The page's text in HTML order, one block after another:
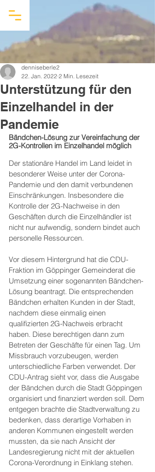
Unterstützung für den
Einzelhandel in der
Pandemie
denniseberle2
22. Jan. 2022 2 Min. Lesezeit
Bändchen-Lösung zur Vereinfachung der
2G-Kontrollen im Einzelhandel möglich
Der stationäre Handel im Land leidet in
besonderer Weise unter der Corona-
Pandemie und den damit verbundenen
Einschränkungen. Insbesondere die
Kontrolle der 2G-Nachweise in den
Geschäften durch die Einzelhändler ist
nicht nur aufwendig, sondern bindet auch
personelle Ressourcen.
Vor diesem Hintergrund hat die CDU-
Fraktion im Göppinger Gemeinderat die
Umsetzung einer sogenannten Bändchen-
Lösung beantragt. Die entsprechenden
Bändchen erhalten Kunden in der Stadt,
nachdem diese einmalig einen
qualifizierten 2G-Nachweis erbracht
haben. Diese berechtigen dann zum
Betreten der Geschäfte für einen Tag. Um
Missbrauch vorzubeugen, werden
unterschiedliche Farben verwendet. Der
CDU-Antrag sieht vor, dass die Ausgabe
der Bändchen durch die Stadt Göppingen
organisiert und finanziert werden soll. Dem
entgegen brachte die Stadtverwaltung zu
bedenken, dass derartige Vorhaben in
anderen Kommunen eingestellt werden
mussten, da sie nach Ansicht der
Landesregierung nicht mit der aktuellen
Corona-Verordnung in Einklang stehen.